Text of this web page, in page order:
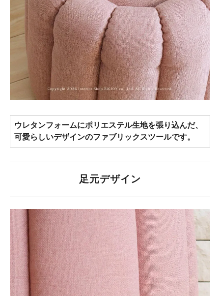
ウレタンフォームにポリエステル生地を張り込んだ、
可愛らしいデザインのファブリックスツールです。
足元デザイン